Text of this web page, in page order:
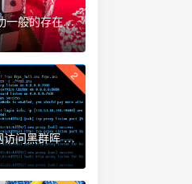
电油汀真的是鸡肋一般的存在，累觉不爱！
2
利用 frp 实现外网访问黑群晖 NAS